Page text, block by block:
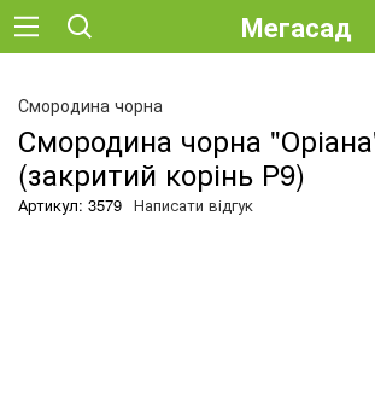
Мегасад
Смородина чорна
Смородина чорна
(закритий корінь Р9)
Артикул: 3579 Написати відгук